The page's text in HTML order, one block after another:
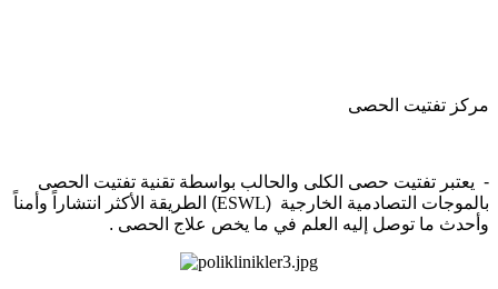
مركز تفتيت الحصى
- يعتبر تفتيت حصى الكلى والحالب بواسطة تقنية تفتيت الحصى
بالموجات التصادمية الخارجية (ESWL) الطريقة الأكثر انتشاراً وأمناً
وأحدث ما توصل إليه العلم في ما يخص علاج الحصى .